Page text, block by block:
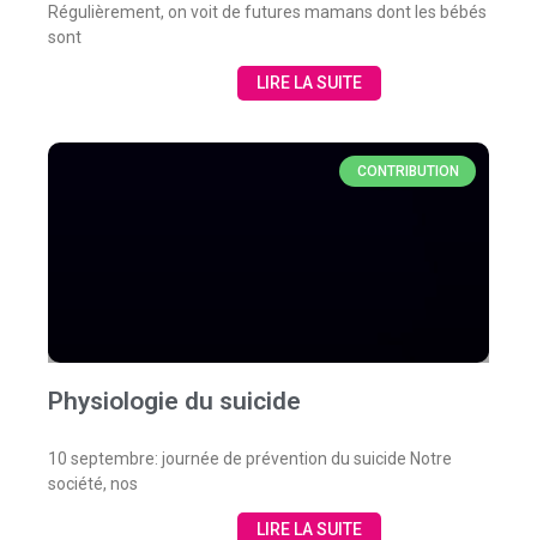
Régulièrement, on voit de futures mamans dont les bébés
sont
LIRE LA SUITE
CONTRIBUTION
Physiologie du suicide
10 septembre: journée de prévention du suicide Notre
société, nos
LIRE LA SUITE